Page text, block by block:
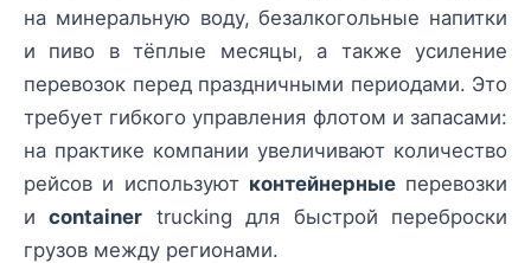
на минеральную воду, безалкогольные напитки
и пиво в тёплые месяцы, а также усиление
перевозок перед праздничными периодами. Это
требует гибкого управления флотом и запасами:
на практике компании увеличивают количество
рейсов и используют контейнерныеперевозки
иcontainer trucking для быстрой переброски
грузов между регионами.